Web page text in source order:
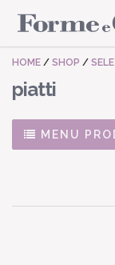
HOME / SHOP /
piatti
MENU